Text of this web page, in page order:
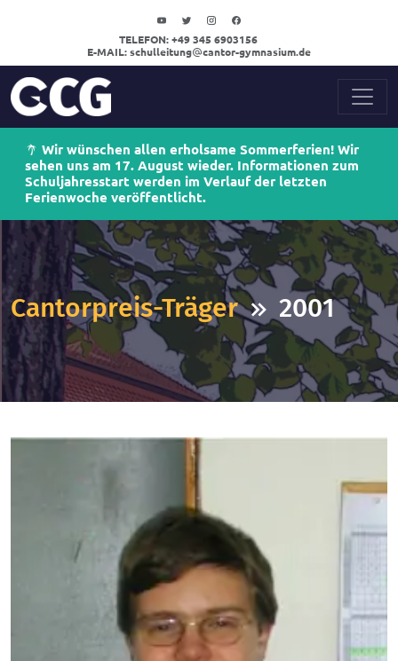
TELEFON: +49 345 6903156
E-MAIL: schulleitung cantor-gymnasium.de
Wir wünschen allen erholsame Sommerferien! Wir
sehen uns am 17. August wieder. Informationen zum
Schuljahresstart werden im Verlauf der letzten
Ferienwoche veröffentlicht.
Cantorpreis-Träger 2001